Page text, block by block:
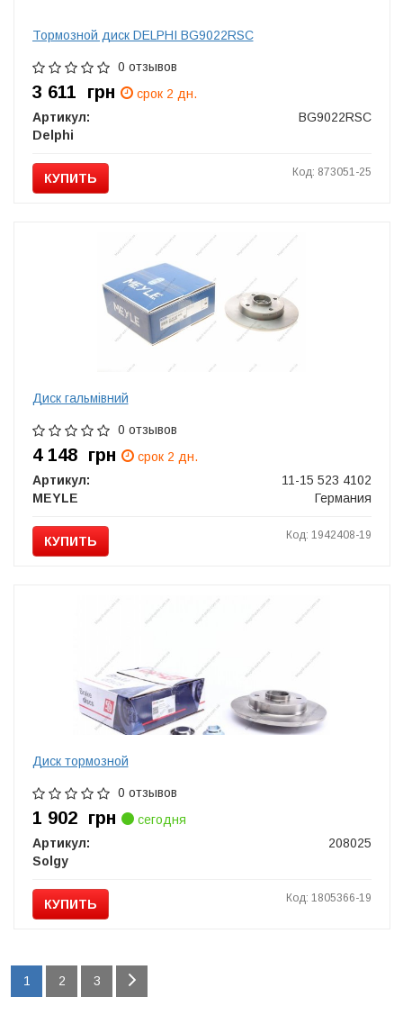
Тормозной диск DELPHI BG9022RSC
0 отзывов
3 611 грн
срок 2 дн.
Артикул:
BG9022RSC
Delphi
КУПИТЬ Код: 873051-25
Диск гальмівний
0 отзывов
4 148 грн
срок 2 дн.
Артикул:
11-15 523 4102
MEYLE
Германия
КУПИТЬ Код: 1942408-19
Диск тормозной
0 отзывов
1 902 грн
сегодня
Артикул:
208025
Solgy
КУПИТЬ Код: 1805366-19
1 2 3